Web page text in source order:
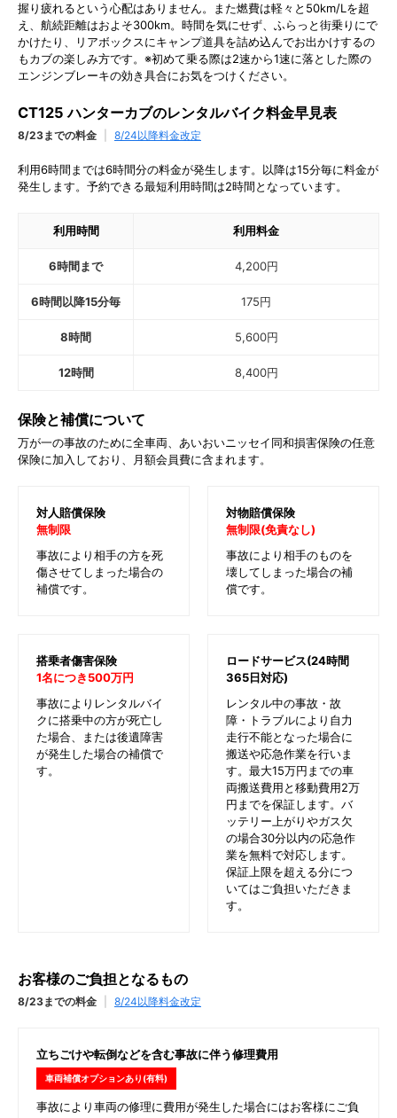
握り疲れるという心配はありません。また燃費は軽々と50km/Lを超
え、航続距離はおよそ300km。時間を気にせず、ふらっと街乗りにで
かけたり、リアボックスにキャンプ道具を詰め込んでお出かけするの
もカブの楽しみ方です。※初めて乗る際は2速から1速に落とした際の
エンジンブレーキの効き具合にお気をつけください。
CT125 ハンターカブのレンタルバイク料金早見表
8/23までの料金 8/24以降料金改定
利用6時間までは6時間分の料金が発生します。以降は15分毎に料金が
発生します。予約できる最短利用時間は2時間となっています。
利用時間 利用料金
6時間まで 4,200円
6時間以降15分毎 175円
8時間 5,600円
12時間 8,400円
保険と補償について
万が一の事故のために全車両、あいおいニッセイ同和損害保険の任意
保険に加入しており、月額会員費に含まれます。
対人賠償保険
無制限
事故により相手の方を死
傷させてしまった場合の
補償です。
対物賠償保険
無制限(免責なし)
事故により相手のものを
壊してしまった場合の補
償です。
搭乗者傷害保険
1名につき500万円
事故によりレンタルバイ
クに搭乗中の方が死亡し
た場合、または後遺障害
が発生した場合の補償で
す。
ロードサービス(24時間
365日対応)
レンタル中の事故・故
障・トラブルにより自力
走行不能となった場合に
搬送や応急作業を行いま
す。最大15万円までの車
両搬送費用と移動費用2万
円までを保証します。バ
ッテリー上がりやガス欠
の場合30分以内の応急作
業を無料で対応します。
保証上限を超える分につ
いてはご負担いただきま
す。
お客様のご負担となるもの
8/23までの料金 8/24以降料金改定
立ちごけや転倒などを含む事故に伴う修理費用
車両補償オプションあり(有料)
事故により車両の修理に費用が発生した場合にはお客様にご負